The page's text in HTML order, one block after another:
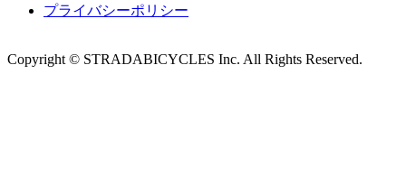
プライバシーポリシー
Copyright © STRADABICYCLES Inc. All Rights Reserved.